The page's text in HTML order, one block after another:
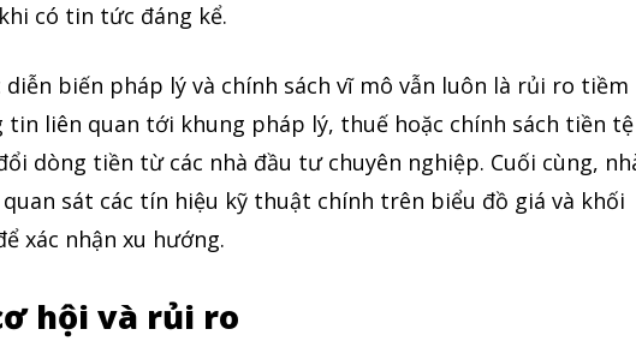
có tin tức đáng kể.
diễn biến pháp lý và chính sách vĩ mô vẫn luôn là rủi ro tiềm
tin liên quan tới khung pháp lý, thuế hoặc chính sách tiền tệ
dòng tiền từ các nhà đầu tư chuyên nghiệp. Cuối cùng,
sát các tín hiệu kỹ thuật chính trên biểu đồ giá và khối
xác nhận xu hướng.
hội và rủi ro